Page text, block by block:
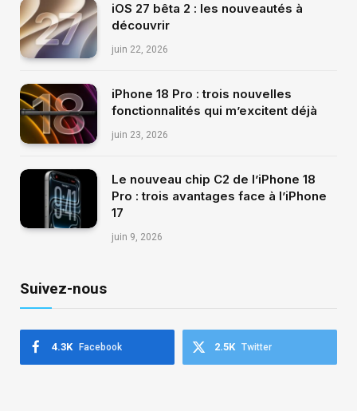
iOS 27 bêta 2 : les nouveautés à
découvrir
juin 22, 2026
iPhone 18 Pro : trois nouvelles
fonctionnalités qui m’excitent déjà
juin 23, 2026
Le nouveau chip C2 de l’iPhone 18
Pro : trois avantages face à l’iPhone
17
juin 9, 2026
Suivez-nous
Facebook
4.3K Twitter
2.5K